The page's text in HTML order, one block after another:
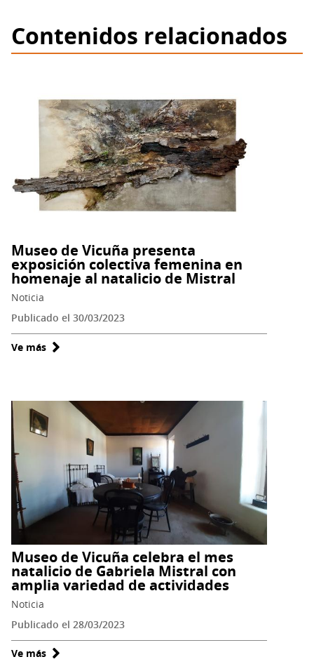
Contenidos relacionados
Museo de Vicuña presenta
exposición colectiva femenina en
homenaje al natalicio de Mistral
Noticia
Publicado el 30/03/2023
Ve más sobre
Vicuña
presenta
exposición
colectiva
femenina
homenaje
de
Mistral
Museo de Vicuña celebra el mes
natalicio de Gabriela Mistral con
amplia variedad de actividades
Noticia
Publicado el 28/03/2023
Ve más sobre